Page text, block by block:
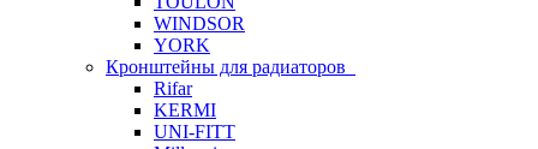
WINDSOR
YORK
Кронштейны для радиаторов
Rifar
KERMI
UNI-FITT